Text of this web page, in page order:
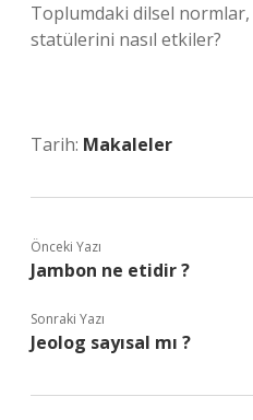
Toplumdaki dilsel
statülerini nasıl etkiler?
Tarih: Makaleler
Önceki Yazı
Jambon ne etidir ?
Sonraki Yazı
Jeolog sayısal mı ?